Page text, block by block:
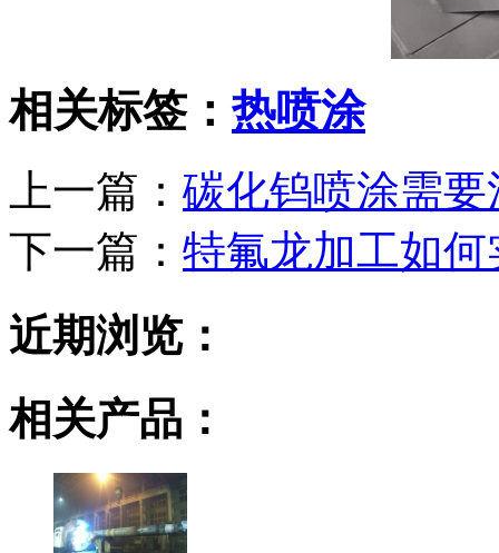
相关标签： 热喷涂
上一篇： 碳化钨喷涂需
下一篇： 特氟龙加工如
近期浏览：
相关产品：